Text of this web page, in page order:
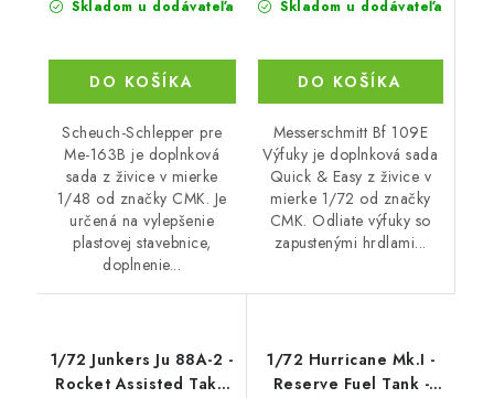
Skladom u dodávateľa
DO KOŠÍKA
Scheuch-Schlepper pre
Me-163B je doplnková
sada z živice v mierke
1/48 od značky CMK. Je
určená na vylepšenie
plastovej stavebnice,
doplnenie...
Skladom u dodávateľa
DO KOŠÍKA
Messerschmitt Bf 109E
Výfuky je doplnková sada
Quick & Easy z živice v
mierke 1/72 od značky
CMK. Odliate výfuky so
zapustenými hrdlami...
1/72 Junkers Ju 88A-2 -
Rocket Assisted Take
1/72 Hurricane Mk.I -
Reserve Fuel Tank -